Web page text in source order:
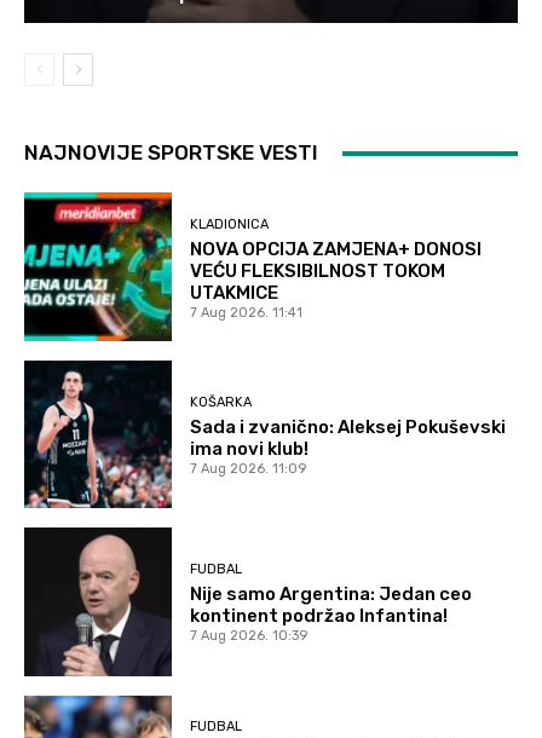
NAJNOVIJE SPORTSKE VESTI
KLADIONICA
NOVA OPCIJA ZAMJENA+ DONOSI
VEĆU FLEKSIBILNOST TOKOM
UTAKMICE
7 Aug 2026. 11:41
KOŠARKA
Sada i zvanično: Aleksej Pokuševski
ima novi klub!
7 Aug 2026. 11:09
FUDBAL
Nije samo Argentina: Jedan ceo
kontinent podržao Infantina!
7 Aug 2026. 10:39
FUDBAL